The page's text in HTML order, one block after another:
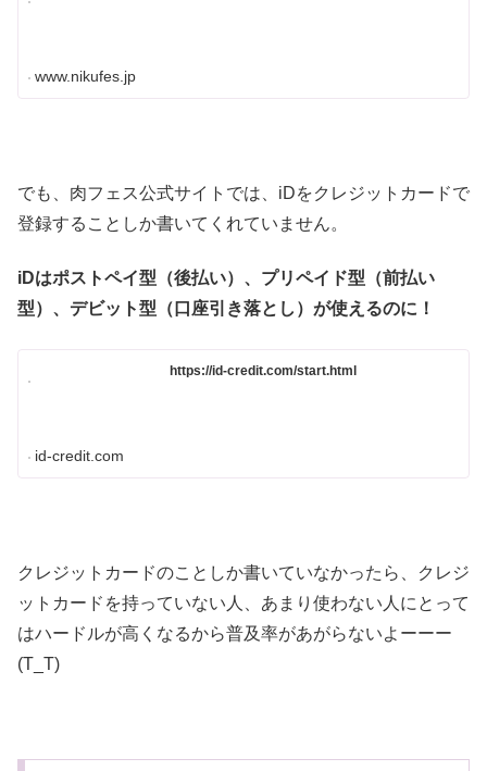
www.nikufes.jp
でも、肉フェス公式サイトでは、iDをクレジットカードで
登録することしか書いてくれていません。
iDはポストペイ型（後払い）、プリペイド型（前払い
型）、デビット型（口座引き落とし）が使えるのに！
https://id-credit.com/start.html
id-credit.com
クレジットカードのことしか書いていなかったら、クレジ
ットカードを持っていない人、あまり使わない人にとって
はハードルが高くなるから普及率があがらないよーーー
(T_T)